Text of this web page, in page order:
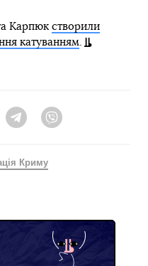
Карпюк створили
катуванням.
Telegram
Криму